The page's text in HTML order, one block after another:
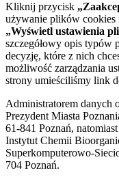
Kliknij przycisk
używanie plików cookies
„Wyświetl ustawienia
szczegółowy opis typów
decyzję, które z nich
możliwość zarządzania
strony umieściliśmy link
Administratorem danych
Prezydent Miasta
61-841 Poznań,
Instytut Chemii
Superkomputerowo-
704 Poznań.